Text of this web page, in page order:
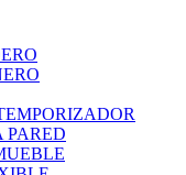
PARED